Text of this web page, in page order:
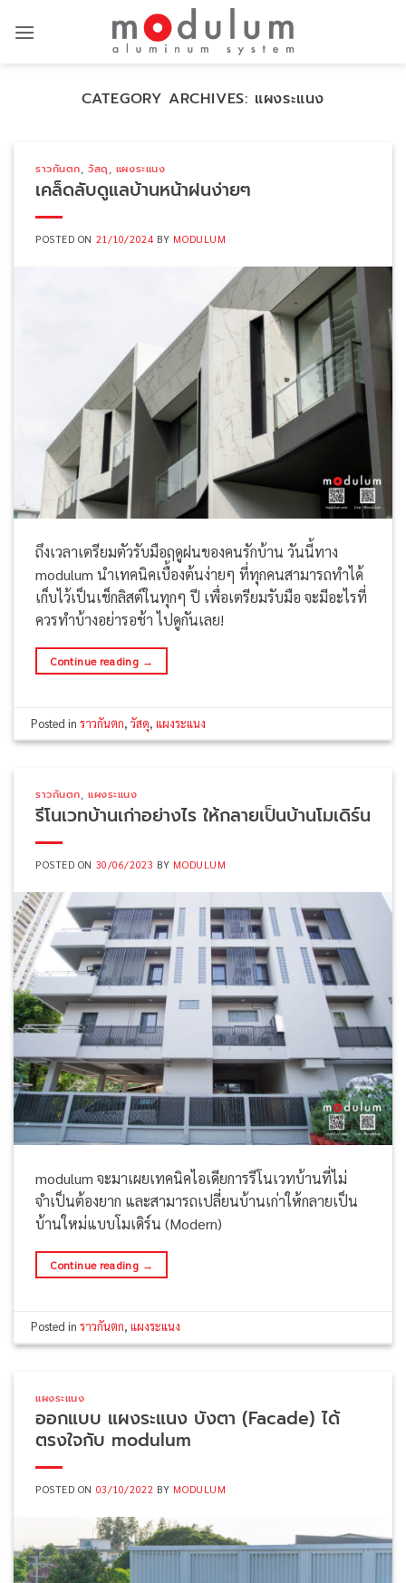
CATEGORY ARCHIVES: แผงระแนง
ราวกันตก,วัสดุ, แผงระแนง
เคล็ดลับดูแลบ้านหน้าฝนง่ายๆ
POSTED ON 21/10/2024 BY MODULUM
ถึงเวลาเตรียมตัวรับมือฤดูฝนของคนรักบ้าน วันนี้ทาง
modulum นำเทคนิคเบื้องต้นง่ายๆ ที่ทุกคนสามารถทำได้
เก็บไว้เป็นเช็กลิสต์ในทุกๆ ปี เพื่อเตรียมรับมือ จะมีอะไรที่
ควรทำบ้างอย่ารอช้า ไปดูกันเลย!
Continue reading →
Posted inราวกันตก,วัสดุ,แผงระแนง
ราวกันตก,แผงระแนง
รีโนเวทบ้านเก่าอย่างไร ให้กลายเป็นบ้านโมเดิร์น
POSTED ON 30/06/2023 BY MODULUM
modulum จะมาเผยเทคนิคไอเดียการรีโนเวทบ้านที่ไม่
จำเป็นต้องยาก และสามารถเปลี่ยนบ้านเก่าให้กลายเป็น
บ้านใหม่แบบโมเดิร์น (Modern)
Continue reading →
Posted inราวกันตก,แผงระแนง
แผงระแนง
ออกแบบ แผงระแนง บังตา (Facade) ได้
ตรงใจกับ modulum
POSTED ON 03/10/2022 BY MODULUM